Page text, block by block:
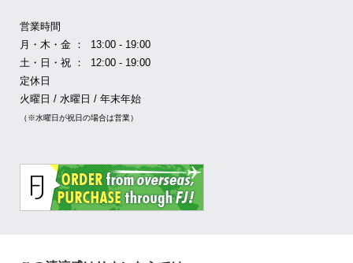
営業時間
月・木・金 ： 13:00 - 19:00
土・日・祝 ： 12:00 - 19:00
定休日
火曜日 / 水曜日 / 年末年始
（※水曜日が祝日の場合は営業）